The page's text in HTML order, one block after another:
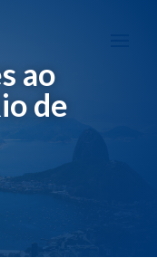
ao
de